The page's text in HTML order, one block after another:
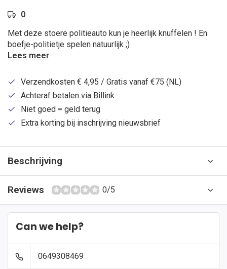
0
Met deze stoere politieauto kun je heerlijk knuffelen ! En
boefje-politietje spelen natuurlijk ;)
Lees meer
Verzendkosten € 4,95 / Gratis vanaf €75 (NL)
Achteraf betalen via Billink
Niet goed = geld terug
Extra korting bij inschrijving nieuwsbrief
Beschrijving
Reviews 0/5
Can we help?
0649308469